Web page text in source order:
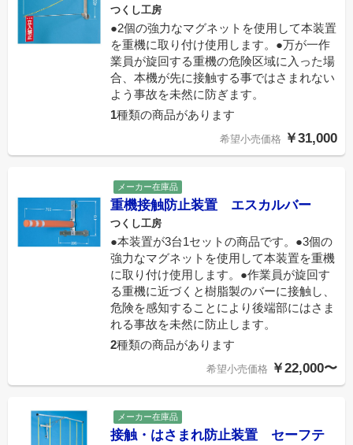
つくし工房
●2個の強力なマグネットを使用して本装置
を重機に取り付け使用します。●万が一作
業員が旋回する重機の危険区域に入った場
合、本機が先に接触する事ではさまれない
よう事故を未然に防ぎます。
1種類の商品があります
希望小売価格 ￥31,000
メーカー在庫品
重機接触防止装置 エスカルバー
つくし工房
●本装置が3台1セットの商品です。●3個の
強力なマグネットを使用して本装置を重機
に取り付け使用します。●作業員が旋回す
る重機に近づくと樹脂製のバーに接触し、
危険を感知することにより後端部にはさま
れる事故を未然に防止します。
2種類の商品があります
希望小売価格 ￥22,000〜
メーカー在庫品
接触・はさまれ防止装置 セーフテ